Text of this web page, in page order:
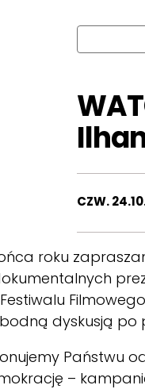
CZW.
roku
Filmowego
dyskusją po
Państwu
–